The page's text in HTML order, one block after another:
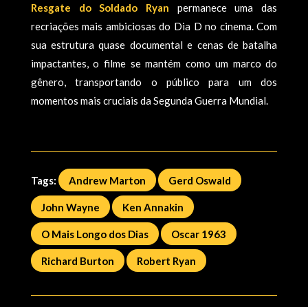
Resgate do Soldado Ryan permanece uma das
recriações mais ambiciosas do Dia D no cinema. Com
sua estrutura quase documental e cenas de batalha
impactantes, o filme se mantém como um marco do
gênero, transportando o público para um dos
momentos mais cruciais da Segunda Guerra Mundial.
Tags: Andrew Marton Gerd Oswald
John Wayne Ken Annakin
O Mais Longo dos Dias Oscar 1963
Richard Burton Robert Ryan